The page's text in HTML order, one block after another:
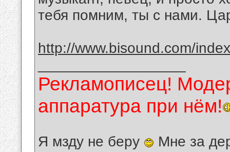
тебя помним, ты с нами.
http://www.bisound.com/
Рекламописец!
аппаратура при нём!
Я мзду не беру Мне за